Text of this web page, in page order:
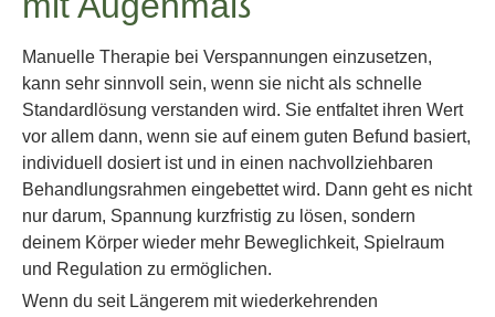
Manuelle Therapie bei Verspannungen einzusetzen,
kann sehr sinnvoll sein, wenn sie nicht als schnelle
Standardlösung verstanden wird. Sie entfaltet ihren Wert
vor allem dann, wenn sie auf einem guten Befund basiert,
individuell dosiert ist und in einen nachvollziehbaren
Behandlungsrahmen eingebettet wird. Dann geht es nicht
nur darum, Spannung kurzfristig zu lösen, sondern
deinem Körper wieder mehr Beweglichkeit, Spielraum
und Regulation zu ermöglichen.
Wenn du seit Längerem mit wiederkehrenden